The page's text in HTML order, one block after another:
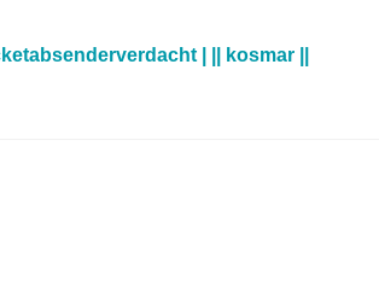
| || kosmar ||